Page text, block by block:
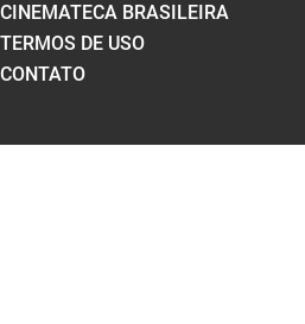
CINEMATECA BRASILEIRA
TERMOS DE USO
CONTATO